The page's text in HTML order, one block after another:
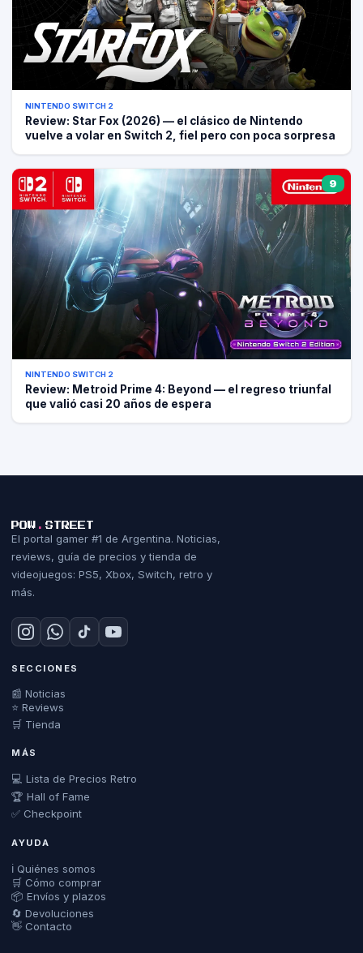
NINTENDO SWITCH 2
Review: Star Fox (2026) — el clásico de Nintendo
vuelve a volar en Switch 2, fiel pero con poca sorpresa
9
NINTENDO SWITCH 2
Review: Metroid Prime 4: Beyond — el regreso triunfal
que valió casi 20 años de espera
POW . STREET
El portal gamer #1 de Argentina. Noticias,
reviews, guía de precios y tienda de
videojuegos: PS5, Xbox, Switch, retro y
más.
SECCIONES
📰 Noticias
⭐ Reviews
🛒 Tienda
MÁS
💻 Lista de Precios Retro
🏆 Hall of Fame
✅ Checkpoint
AYUDA
ℹ️ Quiénes somos
🛒 Cómo comprar
📦 Envíos y plazos
🔄 Devoluciones
👋 Contacto